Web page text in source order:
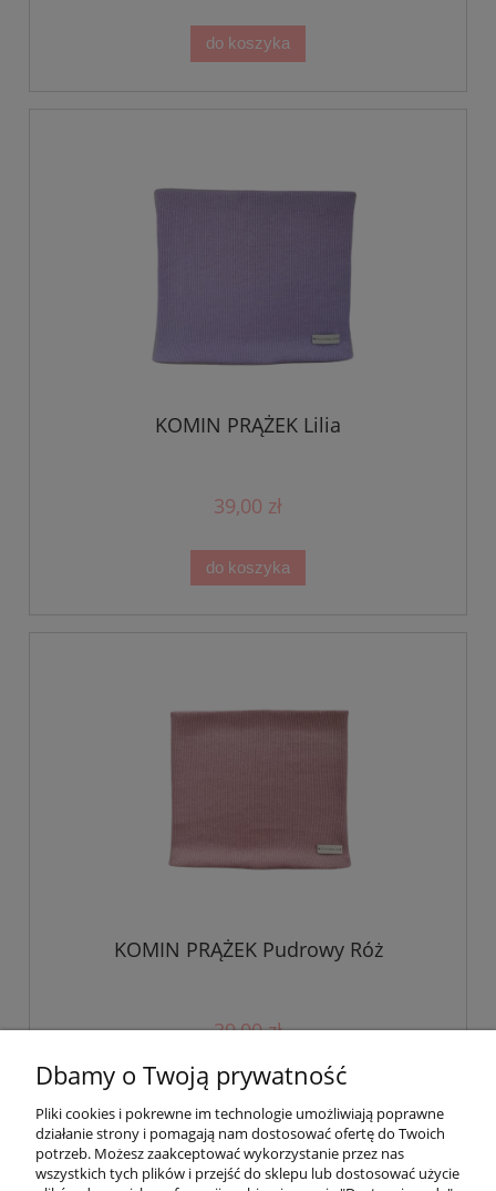
do koszyka
KOMIN PRĄŻEK Lilia
39,00 zł
do koszyka
KOMIN PRĄŻEK Pudrowy Róż
39,00 zł
do koszyka
Pomoc
Dbamy o Twoją prywatność
Pliki cookies i pokrewne im technologie umożliwiają poprawne
działanie strony i pomagają nam dostosować ofertę do Twoich
potrzeb. Możesz zaakceptować wykorzystanie przez nas
wszystkich tych plików i przejść do sklepu lub dostosować użycie